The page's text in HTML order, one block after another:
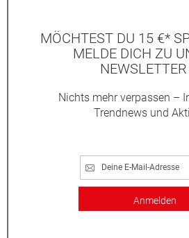
MÖCHTEST DU 15 €*
MELDE DICH ZU
Nichts mehr verpassen –
Trendnews und
Anmelden